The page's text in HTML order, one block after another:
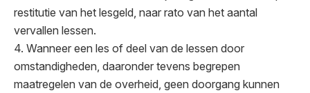
restitutie van het lesgeld, naar rato van het aantal
vervallen lessen.
4. Wanneer een les of deel van de lessen door
omstandigheden, daaronder tevens begrepen
maatregelen van de overheid, geen doorgang kunnen